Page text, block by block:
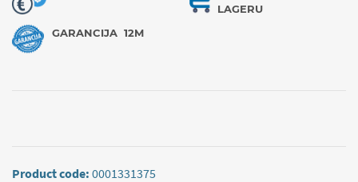
LAGERU
GARANCIJA 12M
Product code: 0001331375